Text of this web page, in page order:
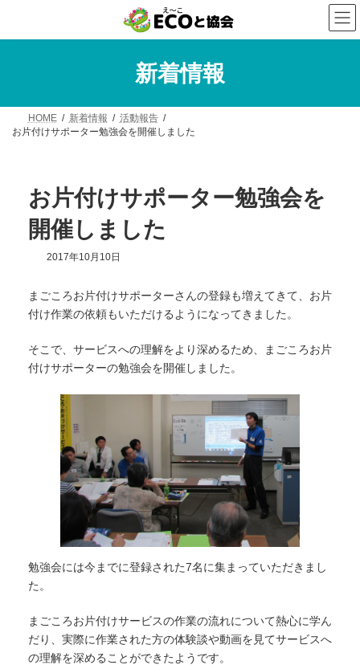
キ
に
新着情報
HOME 新着情報
活動報告
お片付けサポーター勉強会を開催しました
お片付けサポーター勉強会を
開催しました
2017年10月10日
まごころお片付けサポーターさんの登録も増えてきて、お片
付け作業の依頼もいただけるようになってきました。
そこで、サービスへの理解をより深めるため、まごころお片
付けサポーターの勉強会を開催しました。
勉強会には今までに登録された7名に集まっていただきまし
た。
まごころお片付けサービスの作業の流れについて熱心に学ん
だり、実際に作業された方の体験談や動画を見てサービスへ
の理解を深めることができたようです。